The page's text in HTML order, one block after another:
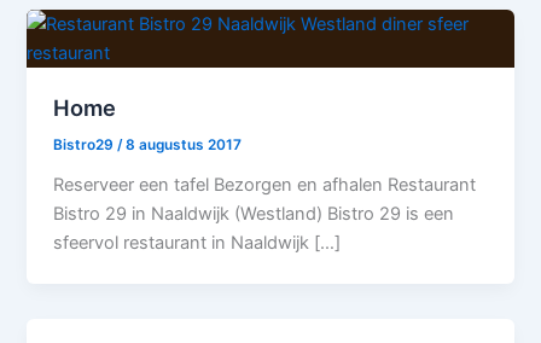
Home
Bistro29/8 augustus 2017
Reserveer een tafel Bezorgen en afhalen Restaurant
Bistro 29 in Naaldwijk (Westland) Bistro 29 is een
sfeervol restaurant in Naaldwijk […]